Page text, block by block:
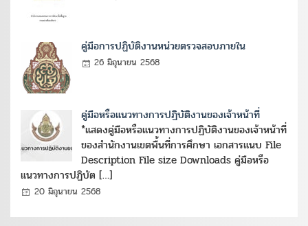
คู่มือการปฏิบัติงานหน่วยตรวจสอบภายใน
26 มิถุนายน 2568
คู่มือหรือแนวทางการปฏิบัติงานของเจ้าหน้าที่
*แสดงคู่มือหรือแนวทางการปฏิบัติงานของเจ้าหน้าที่
ของสำนักงานเขตพื้นที่การศึกษา เอกสารแนบ File
Description File size Downloads คู่มือหรือ
แนวทางการปฏิบัต […]
20 มิถุนายน 2568